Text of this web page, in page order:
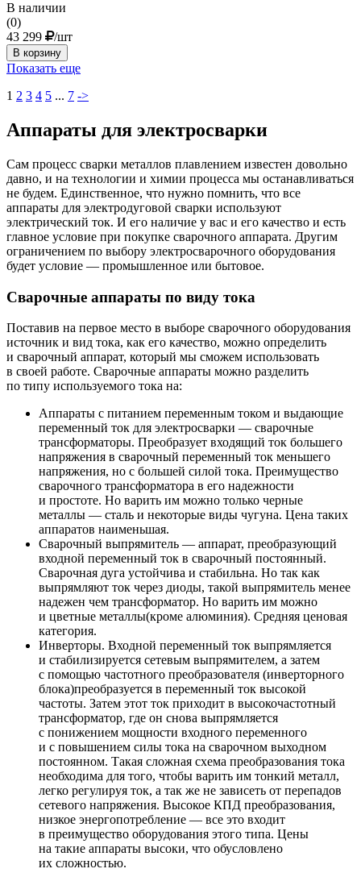
В наличии
(0)
43 299
/шт
В корзину
Показать еще
1 2 3 4 5 ... 7 ->
Аппараты для электросварки
Сам процесс сварки металлов плавлением известен довольно
давно, и на технологии и химии процесса мы останавливаться
не будем. Единственное, что нужно помнить, что все
аппараты для электродуговой сварки используют
электрический ток. И его наличие у вас и его качество и есть
главное условие при покупке сварочного аппарата. Другим
ограничением по выбору электросварочного оборудования
будет условие — промышленное или бытовое.
Сварочные аппараты по виду тока
Поставив на первое место в выборе сварочного оборудования
источник и вид тока, как его качество, можно определить
и сварочный аппарат, который мы сможем использовать
в своей работе. Сварочные аппараты можно разделить
по типу используемого тока на:
Аппараты с питанием переменным током и выдающие
переменный ток для электросварки — сварочные
трансформаторы. Преобразует входящий ток большего
напряжения в сварочный переменный ток меньшего
напряжения, но с большей силой тока. Преимущество
сварочного трансформатора в его надежности
и простоте. Но варить им можно только черные
металлы — сталь и некоторые виды чугуна. Цена таких
аппаратов наименьшая.
Сварочный выпрямитель — аппарат, преобразующий
входной переменный ток в сварочный постоянный.
Сварочная дуга устойчива и стабильна. Но так как
выпрямляют ток через диоды, такой выпрямитель менее
надежен чем трансформатор. Но варить им можно
и цветные металлы(кроме алюминия). Средняя ценовая
категория.
Инверторы. Входной переменный ток выпрямляется
и стабилизируется сетевым выпрямителем, а затем
с помощью частотного преобразователя (инверторного
блока)преобразуется в переменный ток высокой
частоты. Затем этот ток приходит в высокочастотный
трансформатор, где он снова выпрямляется
с понижением мощности входного переменного
и с повышением силы тока на сварочном выходном
постоянном. Такая сложная схема преобразования тока
необходима для того, чтобы варить им тонкий металл,
легко регулируя ток, а так же не зависеть от перепадов
сетевого напряжения. Высокое КПД преобразования,
низкое энергопотребление — все это входит
в преимущество оборудования этого типа. Цены
на такие аппараты высоки, что обусловлено
их сложностью.